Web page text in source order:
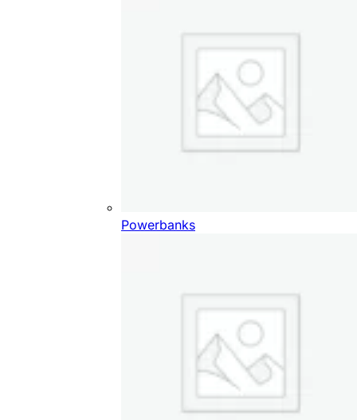
Powerbanks